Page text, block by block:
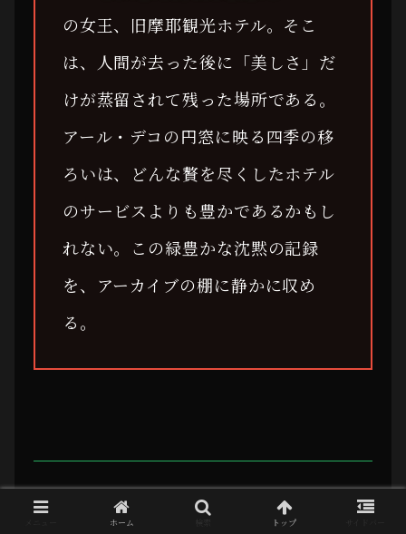
の女王、旧摩耶観光ホテル。そこ
は、人間が去った後に「美しさ」だ
けが蒸留されて残った場所である。
アール・デコの円窓に映る四季の移
ろいは、どんな贅を尽くしたホテル
のサービスよりも豊かであるかもし
れない。この緑豊かな沈黙の記録
を、アーカイブの棚に静かに収め
る。
RECORD ID: 116-QUEEN-MAYA
DATA SOURCE: KOBE CITY / MAYASAN
ホーム トップ